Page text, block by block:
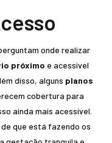
onde realizar
próximo e acessível
disso, alguns planos
cobertura para
ainda mais acessível.
que está fazendo os